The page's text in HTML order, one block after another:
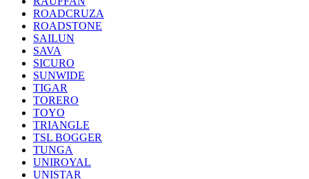
ROADCRUZA
ROADSTONE
SAILUN
SAVA
SICURO
SUNWIDE
TIGAR
TORERO
TOYO
TRIANGLE
TSL BOGGER
TUNGA
UNIROYAL
UNISTAR